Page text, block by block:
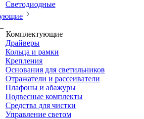
Светодиодные
Комплектующие
Драйверы
Кольца и рамки
Крепления
Основания для светильников
Отражатели и рассеиватели
Плафоны и абажуры
Подвесные комплекты
Средства для чистки
Управление светом